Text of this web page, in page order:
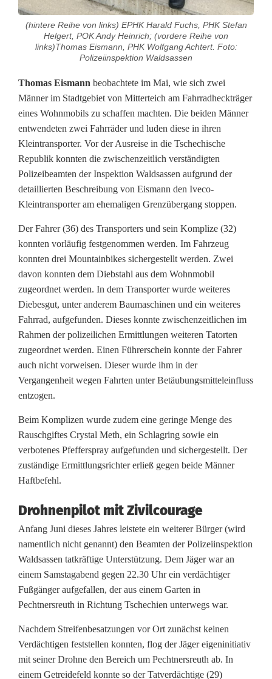
V
h
a
l
t
e
n
:
g
e
n
a
u
e
B
s
c
h
i
b
u
n
g
u
(hintere Reihe von links) EPHK Harald Fuchs, PHK Stefan
Helgert, POK Andy Heinrich; (vordere Reihe von
links)Thomas Eismann, PHK Wolfgang Achtert. Foto:
Polizeiinspektion Waldsassen
Thomas Eismann beobachtete im Mai, wie sich zwei
Männer im Stadtgebiet von Mitterteich am Fahrradheckträger
eines Wohnmobils zu schaffen machten. Die beiden Männer
entwendeten zwei Fahrräder und luden diese in ihren
Kleintransporter. Vor der Ausreise in die Tschechische
Republik konnten die zwischenzeitlich verständigten
Polizeibeamten der Inspektion Waldsassen aufgrund der
detaillierten Beschreibung von Eismann den Iveco-
Kleintransporter am ehemaligen Grenzübergang stoppen.
Der Fahrer (36) des Transporters und sein Komplize (32)
konnten vorläufig festgenommen werden. Im Fahrzeug
konnten drei Mountainbikes sichergestellt werden. Zwei
davon konnten dem Diebstahl aus dem Wohnmobil
zugeordnet werden. In dem Transporter wurde weiteres
Diebesgut, unter anderem Baumaschinen und ein weiteres
Fahrrad, aufgefunden. Dieses konnte zwischenzeitlichen im
Rahmen der polizeilichen Ermittlungen weiteren Tatorten
zugeordnet werden. Einen Führerschein konnte der Fahrer
auch nicht vorweisen. Dieser wurde ihm in der
Vergangenheit wegen Fahrten unter Betäubungsmitteleinfluss
entzogen.
Beim Komplizen wurde zudem eine geringe Menge des
Rauschgiftes Crystal Meth, ein Schlagring sowie ein
verbotenes Pfefferspray aufgefunden und sichergestellt. Der
zuständige Ermittlungsrichter erließ gegen beide Männer
Haftbefehl.
Drohnenpilot mit Zivilcourage
Anfang Juni dieses Jahres leistete ein weiterer Bürger (wird
namentlich nicht genannt) den Beamten der Polizeiinspektion
Waldsassen tatkräftige Unterstützung. Dem Jäger war an
einem Samstagabend gegen 22.30 Uhr ein verdächtiger
Fußgänger aufgefallen, der aus einem Garten in
Pechtnersreuth in Richtung Tschechien unterwegs war.
Nachdem Streifenbesatzungen vor Ort zunächst keinen
Verdächtigen feststellen konnten, flog der Jäger eigeninitiativ
mit seiner Drohne den Bereich um Pechtnersreuth ab. In
einem Getreidefeld konnte so der Tatverdächtige (29)